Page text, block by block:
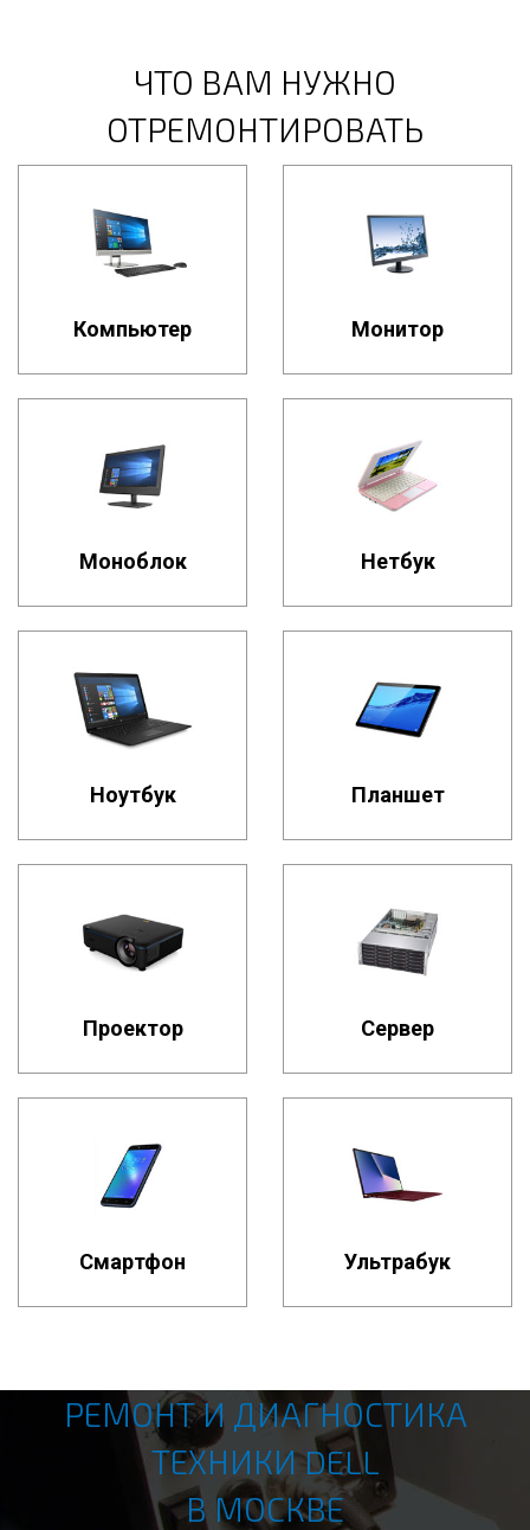
ЧТО ВАМ НУЖНО
ОТРЕМОНТИРОВАТЬ
Компьютер Монитор
Моноблок Нетбук
Ноутбук Планшет
Проектор Сервер
Смартфон Ультрабук
РЕМОНТ И ДИАГНОСТИКА
ТЕХНИКИ DELL
В МОСКВЕ